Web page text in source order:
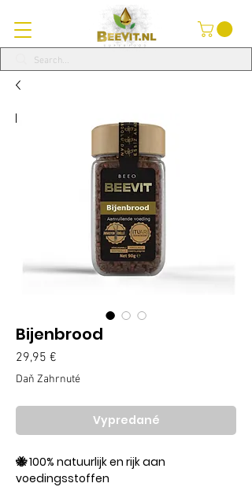
Bijenbrood
29,95 €
Daň Zahrnuté
Vypredané
🐝 100% natuurlijk en rijk aan
voedingsstoffen